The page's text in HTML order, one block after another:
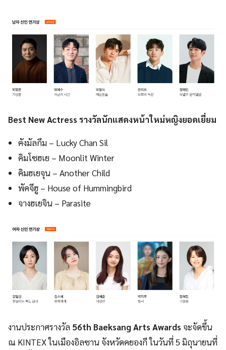
Best New Actress รางวัลนักแสดงหน้าใหม่หญิงยอดเยี่ยม
คังมัลกึม – Lucky Chan Sil
คิมโซฮเย – Moonlit Winter
คิมฮเยจุน – Another Child
พัคจีฮู – House of Hummingbird
จางฮเยจิน – Parasite
งานประกาศรางวัล 56th Baeksang Arts Awards จะจัดขึ้น
ณ KINTEX ในเมืองอิลซาน จังหวัดคยองกี ในวันที่ 5 มิถุนายนที่